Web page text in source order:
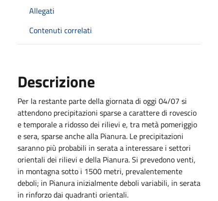
Allegati
Contenuti correlati
Descrizione
Per la restante parte della giornata di oggi 04/07 si
attendono precipitazioni sparse a carattere di rovescio
e temporale a ridosso dei rilievi e, tra metà pomeriggio
e sera, sparse anche alla Pianura. Le precipitazioni
saranno più probabili in serata a interessare i settori
orientali dei rilievi e della Pianura. Si prevedono venti,
in montagna sotto i 1500 metri, prevalentemente
deboli; in Pianura inizialmente deboli variabili, in serata
in rinforzo dai quadranti orientali.